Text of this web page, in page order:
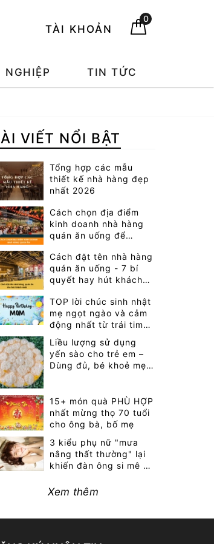
TÀI KHOẢN
0
NGHIỆP TIN TỨC
VIẾT NỔI BẬT
Tổng hợp các mẫu
thiết kế nhà hàng đẹp
nhất 2026
Cách chọn địa điểm
kinh doanh nhà hàng
quán ăn uống để
nượp
Cách đặt tên nhà hàng
quán ăn uống - 7 bí
quyết hay hút khách
TOP lời chúc sinh nhật
mẹ ngọt ngào và cảm
động nhất từ trái tim
bạn
Liều lượng sử dụng
yến sào cho trẻ em –
Dùng đủ, bé khoẻ mẹ
15+ món quà PHÙ HỢP
nhất mừng thọ 70 tuổi
cho ông bà, bố mẹ
3 kiểu phụ nữ "mưa
nắng thất thường" lại
khiến đàn ông si mê cả
Xem thêm